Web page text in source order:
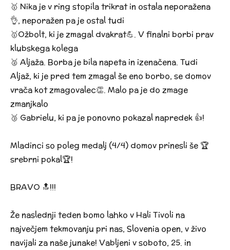
🥇 Nika je v ring stopila trikrat in ostala neporažena
👌, neporažen pa je ostal tudi
🥇Ožbolt, ki je zmagal dvakrat💪. V finalni borbi prav
klubskega kolega
🥈 Aljaža. Borba je bila napeta in izenačena. Tudi
Aljaž, ki je pred tem zmagal še eno borbo, se domov
vrača kot zmagovalec👏. Malo pa je do zmage
zmanjkalo
🥉 Gabrielu, ki pa je ponovno pokazal napredek 👍!
Mladinci so poleg medalj (4/4) domov prinesli še 🏆
srebrni pokal🏆!
BRAVO 🔝!!!
Že naslednji teden bomo lahko v Hali Tivoli na
največjem tekmovanju pri nas, Slovenia open, v živo
navijali za naše junake! Vabljeni v soboto, 25. in